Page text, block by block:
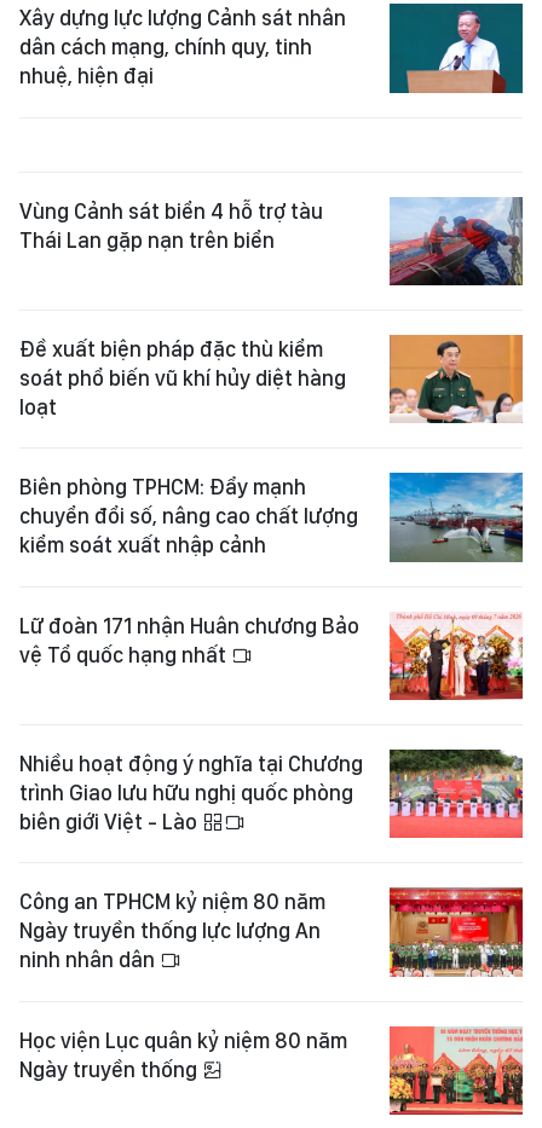
Xây dựng lực lượng Cảnh sát nhân
dân cách mạng, chính quy, tinh
nhuệ, hiện đại
Vùng Cảnh sát biển 4 hỗ trợ tàu
Thái Lan gặp nạn trên biển
Đề xuất biện pháp đặc thù kiểm
soát phổ biến vũ khí hủy diệt hàng
loạt
Biên phòng TPHCM: Đẩy mạnh
chuyển đổi số, nâng cao chất lượng
kiểm soát xuất nhập cảnh
Lữ đoàn 171 nhận Huân chương Bảo
vệ Tổ quốc hạng nhất
Nhiều hoạt động ý nghĩa tại Chương
trình Giao lưu hữu nghị quốc phòng
biên giới Việt - Lào
Công an TPHCM kỷ niệm 80 năm
Ngày truyền thống lực lượng An
ninh nhân dân
Học viện Lục quân kỷ niệm 80 năm
Ngày truyền thống